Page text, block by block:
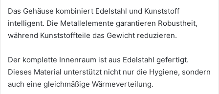
Das Gehäuse kombiniert Edelstahl und Kunststoff
intelligent. Die Metallelemente garantieren Robustheit,
während Kunststoffteile das Gewicht reduzieren.
Der komplette Innenraum ist aus Edelstahl gefertigt.
Dieses Material unterstützt nicht nur die Hygiene, sondern
auch eine gleichmäßige Wärmeverteilung.